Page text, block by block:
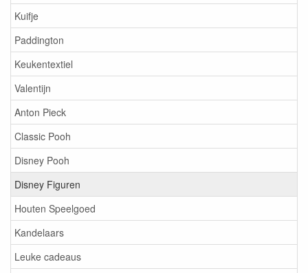
Kuifje
Paddington
Keukentextiel
Valentijn
Anton Pieck
Classic Pooh
Disney Pooh
Disney Figuren
Houten Speelgoed
Kandelaars
Leuke cadeaus